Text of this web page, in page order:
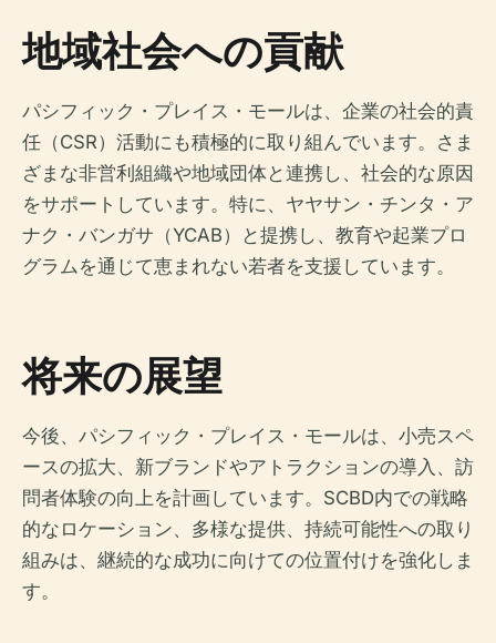
地域社会への貢献
パシフィック・プレイス・モールは、企業の社会的責
任（CSR）活動にも積極的に取り組んでいます。さま
ざまな非営利組織や地域団体と連携し、社会的な原因
をサポートしています。特に、ヤヤサン・チンタ・ア
ナク・バンガサ（YCAB）と提携し、教育や起業プロ
グラムを通じて恵まれない若者を支援しています。
将来の展望
今後、パシフィック・プレイス・モールは、小売スペ
ースの拡大、新ブランドやアトラクションの導入、訪
問者体験の向上を計画しています。SCBD内での戦略
的なロケーション、多様な提供、持続可能性への取り
組みは、継続的な成功に向けての位置付けを強化しま
す。